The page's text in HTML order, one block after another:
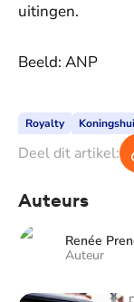
uitingen.
Beeld: ANP
Royalty
Deel dit artikel:
Auteurs
Renée
Auteur